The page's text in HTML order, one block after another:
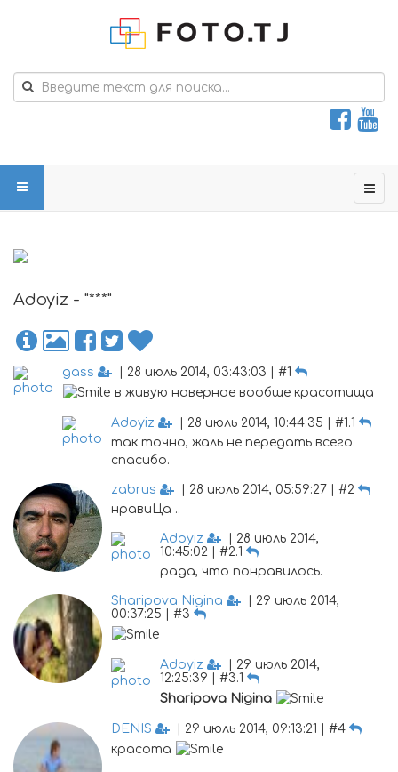
Adoyiz - "***"
gass
| 28 июль 2014, 03:43:03 | #1
в живую наверное вообще красотища
Adoyiz
| 28 июль 2014, 10:44:35 | #1.1
так точно, жаль не передать всего.
спасибо.
zabrus
| 28 июль 2014, 05:59:27 | #2
нравиЦа ..
Adoyiz
| 28 июль 2014,
10:45:02 | #2.1
рада, что понравилось.
Sharipova Nigina
| 29 июль 2014,
00:37:25 | #3
Adoyiz
| 29 июль 2014,
12:25:39 | #3.1
Sharipova Nigina
DENIS
| 29 июль 2014, 09:13:21 | #4
красота